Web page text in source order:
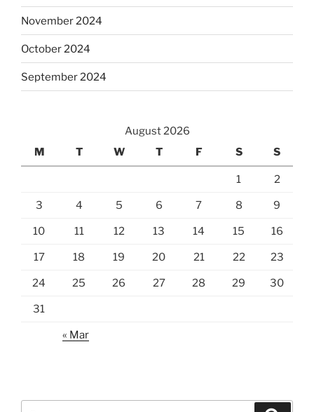
November 2024
October 2024
September 2024
August 2026
M
T W T F S S
1 2
3 4 5 6 7 8 9
10 11 12 13 14 15 16
17 18 19 20 21 22 23
24 25 26 27 28 29 30
31
« Mar